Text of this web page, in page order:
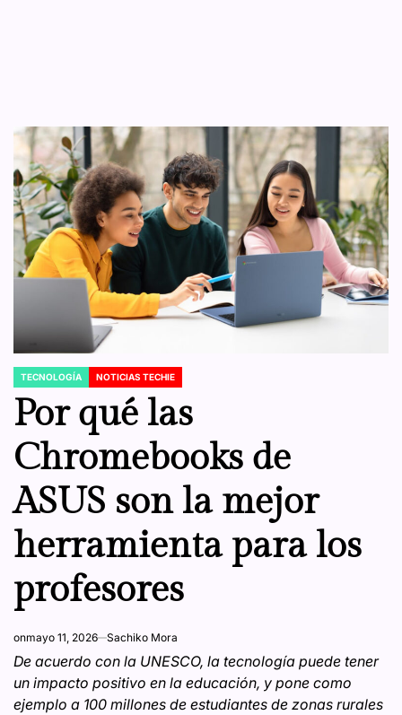
POSTED
IN
TECNOLOGÍA NOTICIAS TECHIE
Por qué las
Chromebooks de
ASUS son la mejor
herramienta para los
profesores
onmayo 11, 2026 Sachiko Mora
De acuerdo con la UNESCO, la tecnología puede tener
un impacto positivo en la educación, y pone como
ejemplo a 100 millones de estudiantes de zonas rurales